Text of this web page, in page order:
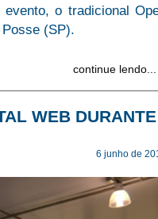
o tradicional
(SP).
continue lendo...
WEB DURANTE
6 junho de